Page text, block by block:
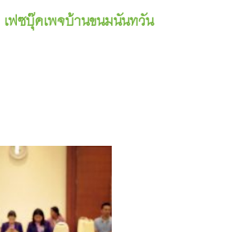
เฟซบุ๊คเพจบ้านขนมนันทวัน